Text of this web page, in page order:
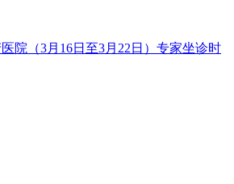
院（3月16日至3月22日）专家坐诊时